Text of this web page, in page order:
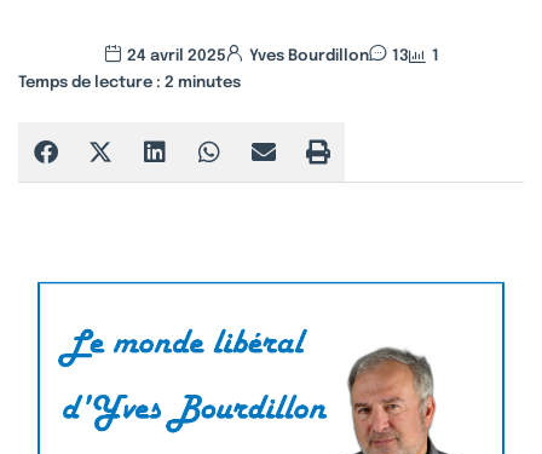
24 avril 2025 Yves Bourdillon 13
1
Temps de lecture : 2 minutes